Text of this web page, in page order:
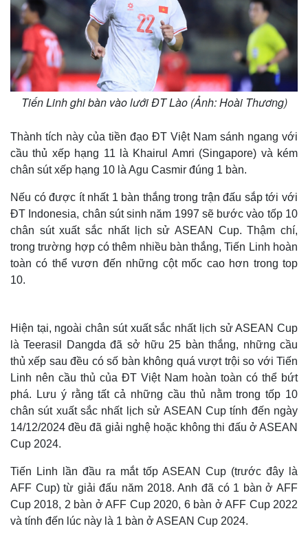
Tiến Linh ghi bàn vào lưới ĐT Lào (Ảnh: Hoài Thương)
Thành tích này của tiền đạo ĐT Việt Nam sánh ngang với
cầu thủ xếp hạng 11 là Khairul Amri (Singapore) và kém
chân sút xếp hạng 10 là Agu Casmir đúng 1 bàn.
Nếu có được ít nhất 1 bàn thắng trong trận đấu sắp tới với
ĐT Indonesia, chân sút sinh năm 1997 sẽ bước vào tốp 10
chân sút xuất sắc nhất lịch sử ASEAN Cup. Thậm chí,
trong trường hợp có thêm nhiều bàn thắng, Tiến Linh hoàn
toàn có thể vươn đến những cột mốc cao hơn trong top
10.
Hiện tại, ngoài chân sút xuất sắc nhất lịch sử ASEAN Cup
là Teerasil Dangda đã sở hữu 25 bàn thắng, những cầu
thủ xếp sau đều có số bàn không quá vượt trội so với Tiến
Linh nên cầu thủ của ĐT Việt Nam hoàn toàn có thể bứt
phá. Lưu ý rằng tất cả những cầu thủ nằm trong tốp 10
chân sút xuất sắc nhất lịch sử ASEAN Cup tính đến ngày
14/12/2024 đều đã giải nghệ hoặc không thi đấu ở ASEAN
Cup 2024.
Tiến Linh lần đầu ra mắt tốp ASEAN Cup (trước đây là
AFF Cup) từ giải đấu năm 2018. Anh đã có 1 bàn ở AFF
Cup 2018, 2 bàn ở AFF Cup 2020, 6 bàn ở AFF Cup 2022
và tính đến lúc này là 1 bàn ở ASEAN Cup 2024.